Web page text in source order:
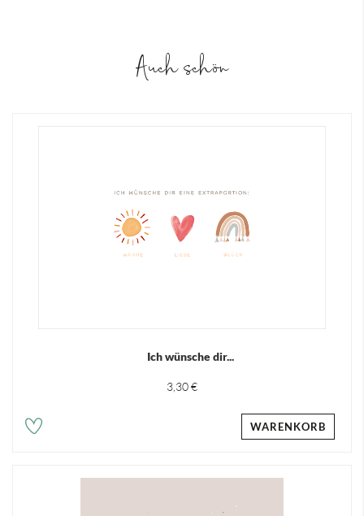
Auch schön
Ich wünsche dir...
3,30 €
WARENKORB